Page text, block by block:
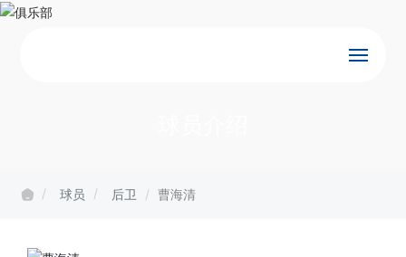
赛事
俱乐部
球员 后卫 曹海清